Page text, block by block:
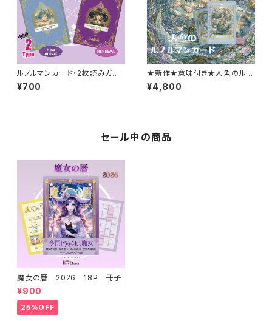
ルノルマンカード・2枚読みガイ
ドブック 天使＆魔女 人魚＆
妖精 2タイプ
¥700
★新作★意味付き★人魚のルノ
ルマンカード 初心者 奇麗 美し
い 優しい 小さめデッキ ソウルメ
¥4,800
セール中の商品
魔女の暦 2026 18P 冊子
¥900
25%OFF